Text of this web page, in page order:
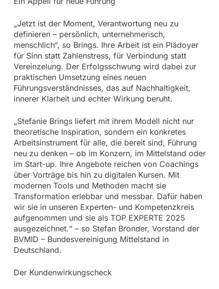
„Jetzt ist der Moment, Verantwortung neu zu
definieren – persönlich, unternehmerisch,
menschlich“, so Brings. Ihre Arbeit ist ein Plädoyer
für Sinn statt Zahlenstress, für Verbindung statt
Vereinzelung. Der Erfolgsschwung wird dabei zur
praktischen Umsetzung eines neuen
Führungsverständnisses, das auf Nachhaltigkeit,
innerer Klarheit und echter Wirkung beruht.
„Stefanie Brings liefert mit ihrem Modell nicht nur
theoretische Inspiration, sondern ein konkretes
Arbeitsinstrument für alle, die bereit sind, Führung
neu zu denken – ob im Konzern, im Mittelstand oder
im Start-up. Ihre Angebote reichen von Coachings
über Vorträge bis hin zu digitalen Kursen. Mit
modernen Tools und Methoden macht sie
Transformation erlebbar und messbar. Dafür haben
wir sie in unseren Experten- und Kompetenzkreis
aufgenommen und sie als TOP EXPERTE 2025
ausgezeichnet.“ – so Stefan Bronder, Vorstand der
BVMID – Bundesvereinigung Mittelstand in
Deutschland.
Der Kundenwirkungscheck